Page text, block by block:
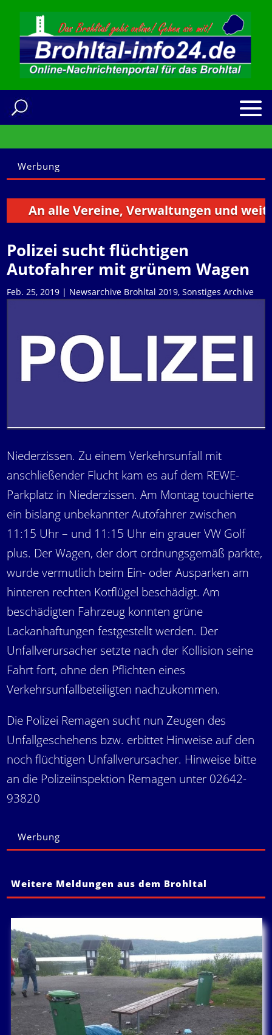
Werbung
An alle Vereine, Verwaltungen und
Polizei sucht flüchtigen
Autofahrer mit grünem Wagen
Feb. 25, 2019 | Newsarchive Brohltal 2019, Sonstiges Archive
Niederzissen. Zu einem Verkehrsunfall mit
anschließender Flucht kam es auf dem REWE-
Parkplatz in Niederzissen. Am Montag touchierte
ein bislang unbekannter Autofahrer zwischen
11:15 Uhr – und 11:15 Uhr ein grauer VW Golf
plus. Der Wagen, der dort ordnungsgemäß parkte,
wurde vermutlich beim Ein- oder Ausparken am
hinteren rechten Kotflügel beschädigt. Am
beschädigten Fahrzeug konnten grüne
Lackanhaftungen festgestellt werden. Der
Unfallverursacher setzte nach der Kollision seine
Fahrt fort, ohne den Pflichten eines
Verkehrsunfallbeteiligten nachzukommen.
Die Polizei Remagen sucht nun Zeugen des
Unfallgeschehens bzw. erbittet Hinweise auf den
noch flüchtigen Unfallverursacher. Hinweise bitte
an die Polizeiinspektion Remagen unter 02642-
93820
Werbung
Weitere Meldungen aus dem Brohltal